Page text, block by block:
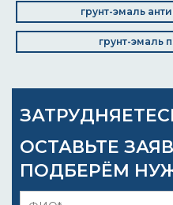
грунт-эмаль
грунт-эмаль
ОСТАВЬТЕ
ПОДБЕРЁМ